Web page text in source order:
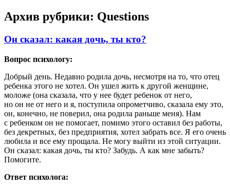
Архив рубрики: Questions
Он сказал: какая дочь, ты кто?
Вопрос психологу:
Добрый день. Недавно родила дочь, несмотря на то, что отец
ребенка этого не хотел. Он ушел жить к другой женщине,
моложе (она сказала, что у нее будет ребенок от него,
но он не от него и я, поступила опрометчиво, сказала ему это,
он, конечно, не поверил, она родила раньше меня). Нам
с ребенком он не помогает, помимо этого оставил без работы,
без декретных, без предприятия, хотел забрать все. Я его очень
любила и все ему прощала. Не могу выйти из этой ситуации.
Он сказал: какая дочь, ты кто? Забудь. А как мне забыть?
Помогите.
Ответ психолога: